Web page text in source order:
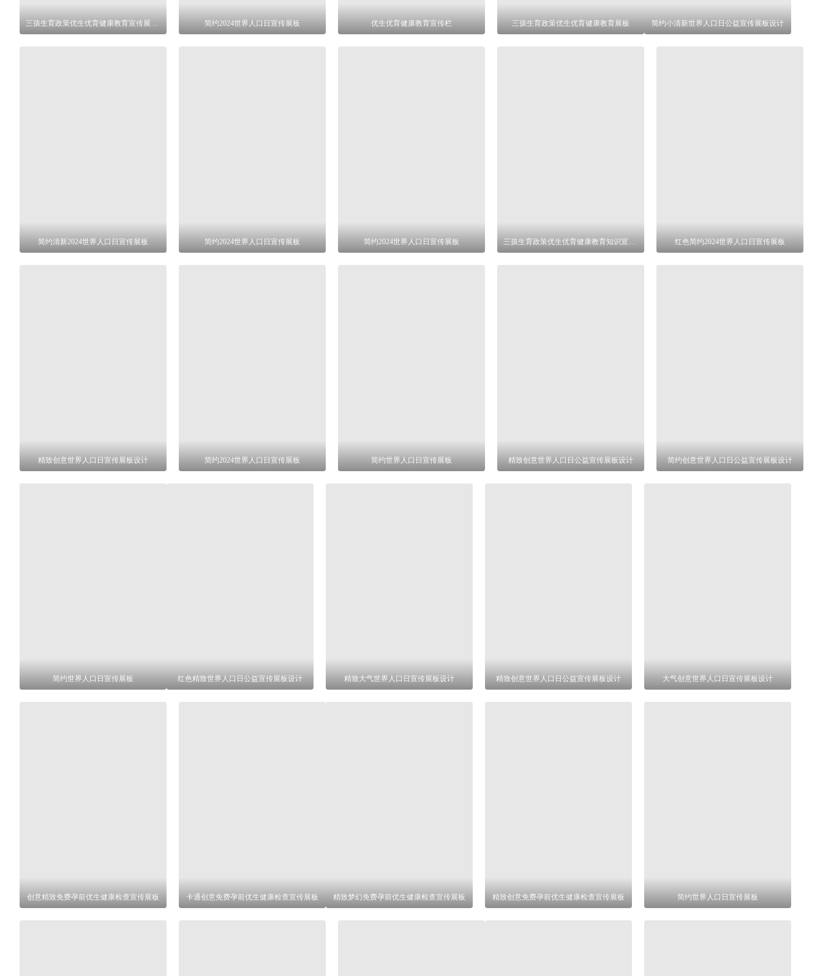
三孩生育政策优生优育健康教育宣传展板设计 简约2024世界人口日宣传展板 优生优育健康教育宣传栏 三孩生育政策优生优育健康教育展板 简约小清新世界人口日公益宣传展板设计
简约清新2024世界人口日宣传展板 简约2024世界人口日宣传展板 简约2024世界人口日宣传展板 三孩生育政策优生优育健康教育知识宣传展板 红色简约2024世界人口日宣传展板
精致创意世界人口日宣传展板设计 简约2024世界人口日宣传展板 简约世界人口日宣传展板 精致创意世界人口日公益宣传展板设计 简约创意世界人口日公益宣传展板设计
简约世界人口日宣传展板 红色精致世界人口日公益宣传展板设计 精致大气世界人口日宣传展板设计 精致创意世界人口日公益宣传展板设计 大气创意世界人口日宣传展板设计
创意精致免费孕前优生健康检查宣传展板 卡通创意免费孕前优生健康检查宣传展板 精致梦幻免费孕前优生健康检查宣传展板 精致创意免费孕前优生健康检查宣传展板 简约世界人口日宣传展板